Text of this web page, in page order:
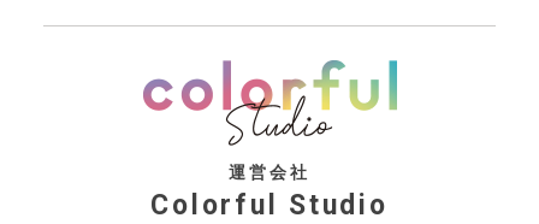
運営会社
Colorful Studio